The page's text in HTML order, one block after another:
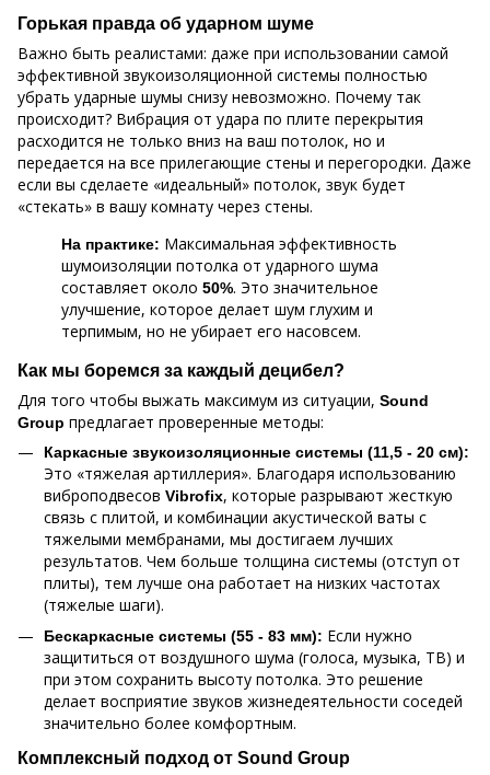
Горькая правда об ударном шуме
Важно быть реалистами: даже при использовании самой
эффективной звукоизоляционной системы полностью
убрать ударные шумы снизу невозможно. Почему так
происходит? Вибрация от удара по плите перекрытия
расходится не только вниз на ваш потолок, но и
передается на все прилегающие стены и перегородки. Даже
если вы сделаете «идеальный» потолок, звук будет
«стекать» в вашу комнату через стены.
На практике: Максимальная эффективность
шумоизоляции потолка от ударного шума
составляет около 50%. Это значительное
улучшение, которое делает шум глухим и
терпимым, но не убирает его насовсем.
Как мы боремся за каждый децибел?
Для того чтобы выжать максимум из ситуации, Sound
Group предлагает проверенные методы:
Каркасные звукоизоляционные системы (11,5 - 20 см):
Это «тяжелая артиллерия». Благодаря использованию
виброподвесов Vibrofix, которые разрывают жесткую
связь с плитой, и комбинации акустической ваты с
тяжелыми мембранами, мы достигаем лучших
результатов. Чем больше толщина системы (отступ от
плиты), тем лучше она работает на низких частотах
(тяжелые шаги).
Бескаркасные системы (55 - 83 мм): Если нужно
защититься от воздушного шума (голоса, музыка, ТВ) и
при этом сохранить высоту потолка. Это решение
делает восприятие звуков жизнедеятельности соседей
значительно более комфортным.
Комплексный подход от Sound Group